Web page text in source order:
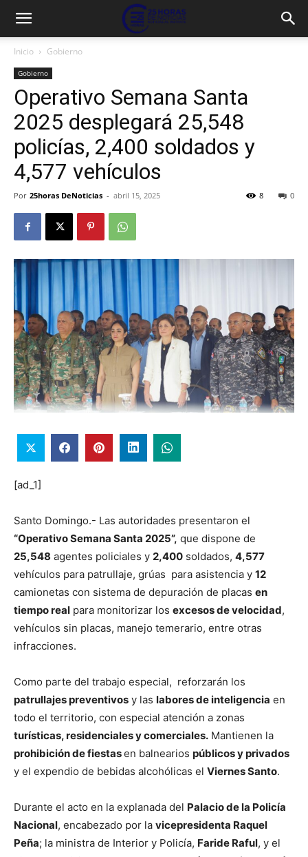
Inicio Gobierno
Gobierno
Operativo Semana Santa
2025 desplegará 25,548
policías, 2,400 soldados y
4,577 vehículos
Por 25horas DeNoticias - abril 15, 2025 0
8
[ad_1]
Santo Domingo.- Las autoridades presentaron el
“Operativo Semana Santa 2025”, que dispone de
25,548 agentes policiales y 2,400 soldados, 4,577
vehículos para patrullaje, grúas para asistencia y 12
camionetas con sistema de depuración de placas en
tiempo real para monitorizar los excesos de velocidad,
vehículos sin placas, manejo temerario, entre otras
infracciones.
Como parte del trabajo especial, reforzarán los
patrullajes preventivos y las labores de inteligencia en
todo el territorio, con especial atención a zonas
turísticas, residenciales y comerciales. Mantienen la
prohibición de fiestasen balnearios públicos y privados
y el expendio de bebidas alcohólicas el Viernes Santo.
Durante el acto en la explanada del Palacio de la Policía
Nacional, encabezado por la vicepresidenta Raquel
Peña; la ministra de Interior y Policía, Faride Raful, y el